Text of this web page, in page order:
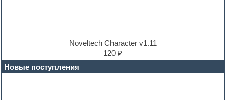
Electric guitar
Electric piano
Noveltech Character v1.11
120 ₽
Новые поступления